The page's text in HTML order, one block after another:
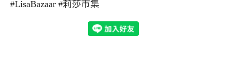
#LisaBazaar #莉莎市集